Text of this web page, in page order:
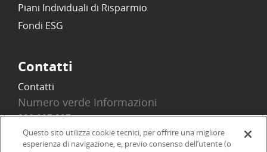
Piani Individuali di Risparmio
Fondi ESG
Contatti
Contatti
Numero verde Informazioni
800 097 097
Email
Questo sito utilizza cookie tecnici, per offrire una migliore
esperienza di navigazione, e, previo consenso dell’utente (o